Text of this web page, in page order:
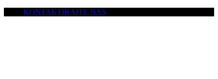
KONTAKTIRAJTE NAS